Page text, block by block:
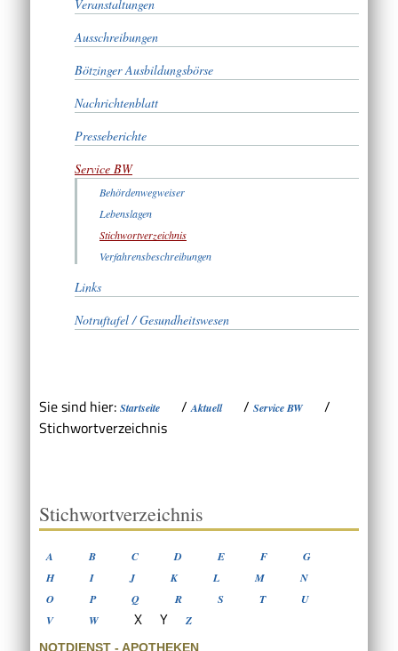
Veranstaltungen
Ausschreibungen
Bötzinger Ausbildungsbörse
Nachrichtenblatt
Presseberichte
Service BW
Behördenwegweiser
Lebenslagen
Stichwortverzeichnis
Verfahrensbeschreibungen
Links
Notruftafel / Gesundheitswesen
Sie sind hier: Startseite /Aktuell / Service BW
/
Stichwortverzeichnis
Stichwortverzeichnis
A B C D E F
G
H
I J K L M
N
O
P Q R S T
U
V
W X Y Z
NOTDIENST - APOTHEKEN